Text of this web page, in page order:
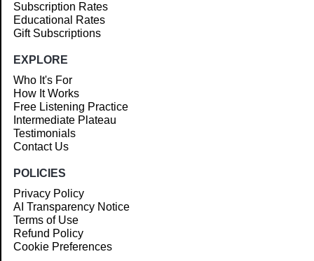
Subscription Rates
Educational Rates
Gift Subscriptions
EXPLORE
Who It's For
How It Works
Free Listening Practice
Intermediate Plateau
Testimonials
Contact Us
POLICIES
Privacy Policy
AI Transparency Notice
Terms of Use
Refund Policy
Cookie Preferences